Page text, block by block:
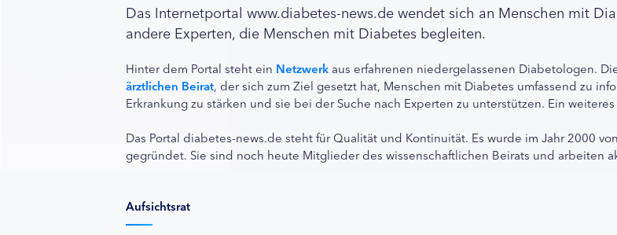
Das Internetportal www.diabetes-news.de wendet sich an Menschen mit
andere Experten, die Menschen mit Diabetes begleiten.
Hinter dem Portal steht ein Netzwerk aus erfahrenen niedergelassenen Diabetologen.
ärztlichen Beirat, der sich zum Ziel gesetzt hat, Menschen mit Diabetes umfassend zu
Erkrankung zu stärken und sie bei der Suche nach Experten zu unterstützen. Ein
Das Portal diabetes-news.de steht für Qualität und Kontinuität. Es wurde im Jahr 2000
gegründet. Sie sind noch heute Mitglieder des wissenschaftlichen Beirats und arbeiten
Aufsichtsrat